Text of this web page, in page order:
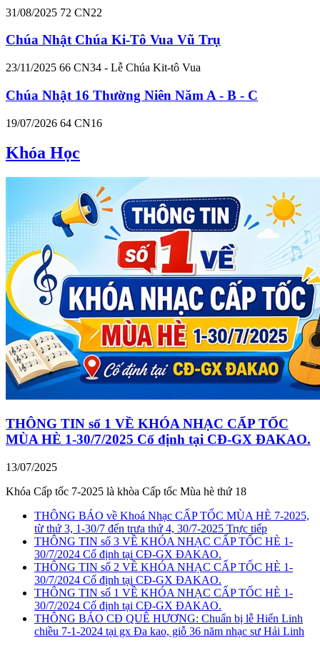
31/08/2025 72 CN22
Chúa Nhật Chúa Ki-Tô Vua Vũ Trụ
23/11/2025 66 CN34 - Lễ Chúa Kit-tô Vua
Chúa Nhật 16 Thường Niên Năm A - B - C
19/07/2026 64 CN16
Khóa Học
THÔNG TIN số 1 VỀ KHÓA NHẠC CẤP TỐC
MÙA HÈ 1-30/7/2025 Cố định tại CĐ-GX ĐAKAO.
13/07/2025
Khóa Cấp tốc 7-2025 là khòa Cấp tốc Mùa hè thứ 18
THÔNG BÁO về Khoá Nhạc CẤP TỐC MÙA HÈ 7-2025,
từ thứ 3, 1-30/7 đến trưa thứ 4, 30/7-2025 Trực tiếp
THÔNG TIN số 3 VỀ KHÓA NHẠC CẤP TỐC HÈ 1-
30/7/2024 Cố định tại CĐ-GX ĐAKAO.
THÔNG TIN số 2 VỀ KHÓA NHẠC CẤP TỐC HÈ 1-
30/7/2024 Cố định tại CĐ-GX ĐAKAO.
THÔNG TIN số 1 VỀ KHÓA NHẠC CẤP TỐC HÈ 1-
30/7/2024 Cố định tại CĐ-GX ĐAKAO.
THÔNG BÁO CĐ QUÊ HƯƠNG: Chuẩn bị lễ Hiển Linh
chiều 7-1-2024 tại gx Đa kao, giỗ 36 năm nhạc sư Hải Linh